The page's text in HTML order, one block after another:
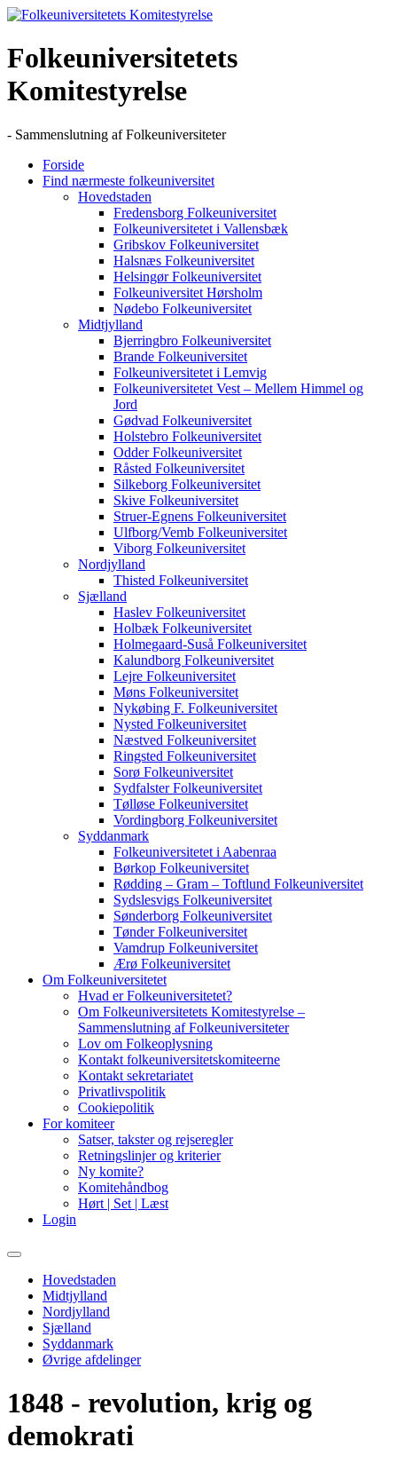
Skip
content
Folkeuniversitetets
Komitestyrelse
- Sammenslutning af Folkeuniversiteter
Forside
Find nærmeste folkeuniversitet
Hovedstaden
Fredensborg Folkeuniversitet
Folkeuniversitetet i Vallensbæk
Gribskov Folkeuniversitet
Halsnæs Folkeuniversitet
Helsingør Folkeuniversitet
Folkeuniversitet Hørsholm
Nødebo Folkeuniversitet
Midtjylland
Bjerringbro Folkeuniversitet
Brande Folkeuniversitet
Folkeuniversitetet i Lemvig
Folkeuniversitetet Vest – Mellem Himmel og
Jord
Gødvad Folkeuniversitet
Holstebro Folkeuniversitet
Odder Folkeuniversitet
Råsted Folkeuniversitet
Silkeborg Folkeuniversitet
Skive Folkeuniversitet
Struer-Egnens Folkeuniversitet
Ulfborg/Vemb Folkeuniversitet
Viborg Folkeuniversitet
Nordjylland
Thisted Folkeuniversitet
Sjælland
Haslev Folkeuniversitet
Holbæk Folkeuniversitet
Holmegaard-Suså Folkeuniversitet
Kalundborg Folkeuniversitet
Lejre Folkeuniversitet
Møns Folkeuniversitet
Nykøbing F. Folkeuniversitet
Nysted Folkeuniversitet
Næstved Folkeuniversitet
Ringsted Folkeuniversitet
Sorø Folkeuniversitet
Sydfalster Folkeuniversitet
Tølløse Folkeuniversitet
Vordingborg Folkeuniversitet
Syddanmark
Folkeuniversitetet i Aabenraa
Børkop Folkeuniversitet
Rødding – Gram – Toftlund Folkeuniversitet
Sydslesvigs Folkeuniversitet
Sønderborg Folkeuniversitet
Tønder Folkeuniversitet
Vamdrup Folkeuniversitet
Ærø Folkeuniversitet
Om Folkeuniversitetet
Hvad er Folkeuniversitetet?
Om Folkeuniversitetets Komitestyrelse –
Sammenslutning af Folkeuniversiteter
Lov om Folkeoplysning
Kontakt folkeuniversitetskomiteerne
Kontakt sekretariatet
Privatlivspolitik
Cookiepolitik
For komiteer
Satser, takster og rejseregler
Retningslinjer og kriterier
Ny komite?
Komitehåndbog
Hørt | Set | Læst
Login
Primary
Hovedstaden
Midtjylland
Nordjylland
Sjælland
Syddanmark
Øvrige afdelinger
1848 - revolution, krig og
demokrati